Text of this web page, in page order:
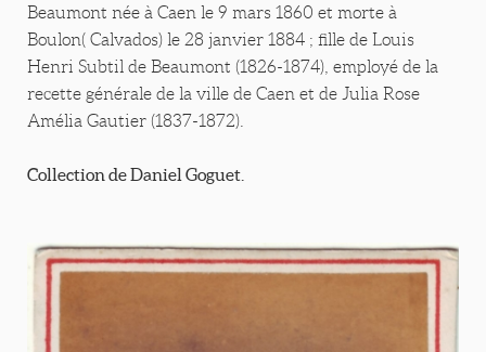
Beaumont née à Caen le 9 mars 1860 et morte à
Boulon( Calvados) le 28 janvier 1884 ; fille de Louis
Henri Subtil de Beaumont (1826-1874), employé de la
recette générale de la ville de Caen et de Julia Rose
Amélia Gautier (1837-1872).
Collection de Daniel Goguet.